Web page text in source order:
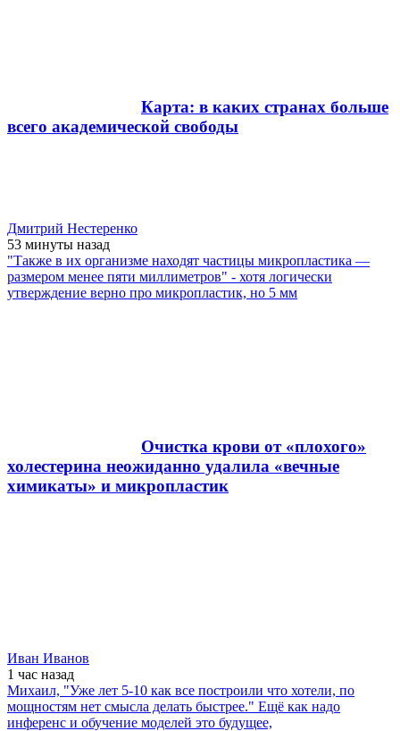
Карта: в каких странах больше
всего академической свободы
Дмитрий Нестеренко
53 минуты назад
"Также в их организме находят частицы микропластика —
размером менее пяти миллиметров" - хотя логически
утверждение верно про микропластик, но 5 мм
Очистка крови от «плохого»
холестерина неожиданно удалила «вечные
химикаты» и микропластик
Иван Иванов
1 час назад
Михаил, "Уже лет 5-10 как все построили что хотели, по
мощностям нет смысла делать быстрее." Ещё как надо
инференс и обучение моделей это будущее,